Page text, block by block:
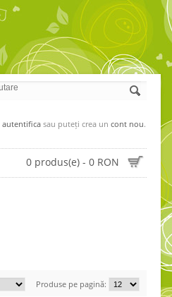
autentificasau puteți crea un cont nou.
0 produs(e) - 0 RON
Produse pe pagină: